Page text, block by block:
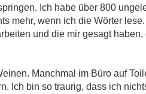
Ich habe über 800
mehr, wenn ich die Wörter
und die mir gesagt
Manchmal im Büro auf
Ich bin so traurig, dass ich